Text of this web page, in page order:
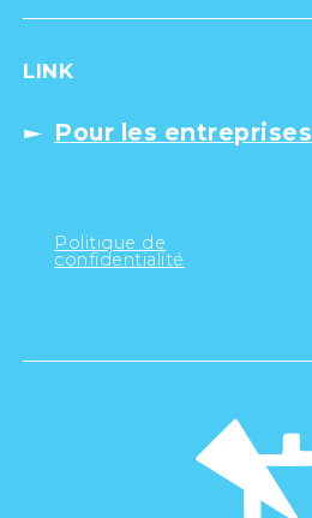
LINK
Pour les entreprises
Politique de
confidentialité